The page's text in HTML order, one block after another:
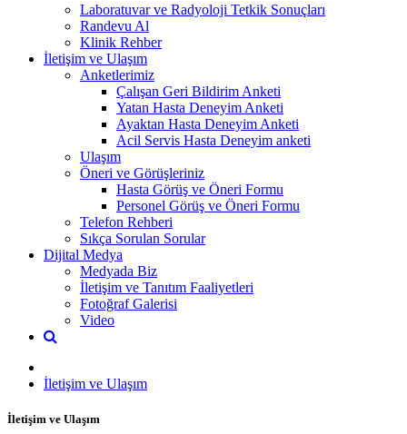
Laboratuvar ve Radyoloji Tetkik Sonuçları
Randevu Al
Klinik Rehber
İletişim ve Ulaşım
Anketlerimiz
Çalışan Geri Bildirim Anketi
Yatan Hasta Deneyim Anketi
Ayaktan Hasta Deneyim Anketi
Acil Servis Hasta Deneyim anketi
Ulaşım
Öneri ve Görüşleriniz
Hasta Görüş ve Öneri Formu
Personel Görüş ve Öneri Formu
Telefon Rehberi
Sıkça Sorulan Sorular
Dijital Medya
Medyada Biz
İletişim ve Tanıtım Faaliyetleri
Fotoğraf Galerisi
Video
İletişim ve Ulaşım
İletişim ve Ulaşım